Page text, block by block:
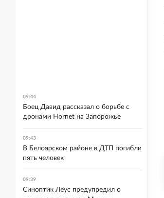
09:44
Боец Давид рассказал о борьбе с
дронами Hornet на Запорожье
09:43
В Белоярском районе в ДТП погибли
пять человек
09:39
Синоптик Леус предупредил о